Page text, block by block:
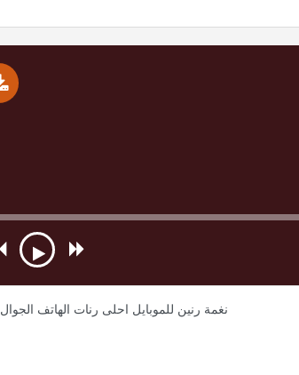
نغمة رنين للموبايل احلى رنات الهاتف الجوال